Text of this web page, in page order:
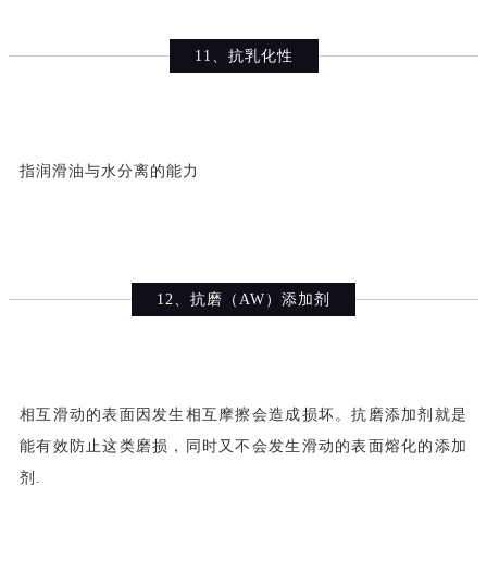
11、抗乳化性
指润滑油与水分离的能力
12、抗磨（AW）添加剂
相互滑动的表面因发生相互摩擦会造成损坏。抗磨添加剂就是
能有效防止这类磨损，同时又不会发生滑动的表面熔化的添加
剂.